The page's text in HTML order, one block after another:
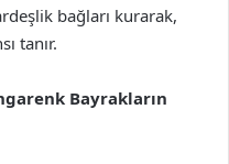
bağları kurarak,
tanır.
Bayrakların